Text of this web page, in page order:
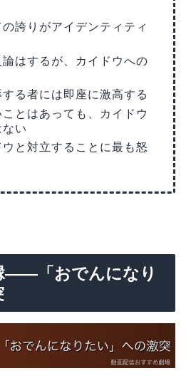
の誇りがアイデンティティ
はするが、カイドウへの
る者には即座に激高する
とはあっても、カイドウ
い
と対立することに最も怒
——「おでんになり